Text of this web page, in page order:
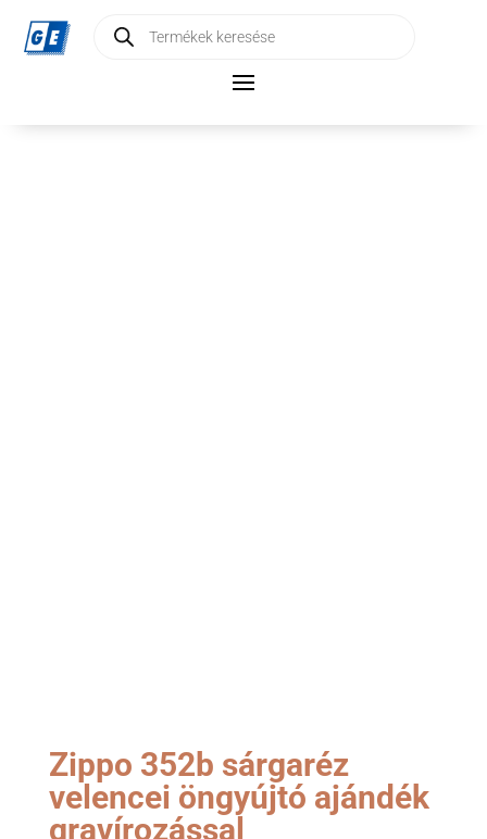
search
Zippo 352b sárgaréz
velencei öngyújtó ajándék
gravírozással